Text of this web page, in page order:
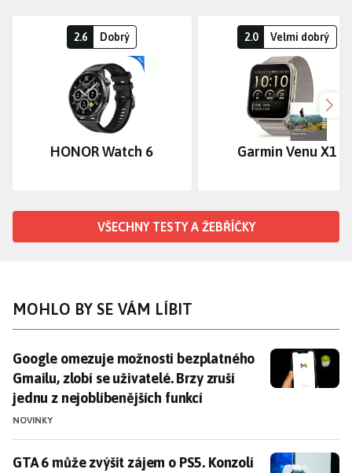
2.6 Dobrý
HONOR Watch 6
2.0 Velmi dobrý
Garmin Venu X1
VŠECHNY TESTY A ŽEBŘÍČKY
MOHLO BY SE VÁM LÍBIT
Google omezuje možnosti bezplatného Gmailu,
Google omezuje možnosti bezplatného
Gmailu, zlobí se uživatelé. Brzy zruší
jednu z nejoblíbenějších funkcí
NOVINKY
GTA 6 může zvýšit zájem o PS5. Konzolí by měl být
GTA 6 může zvýšit zájem o PS5. Konzolí